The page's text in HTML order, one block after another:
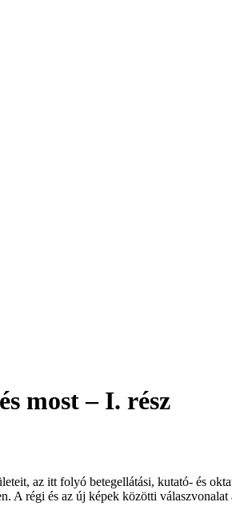
most – I. rész
az itt folyó betegellátási, kutató- és
A régi és az új képek közötti